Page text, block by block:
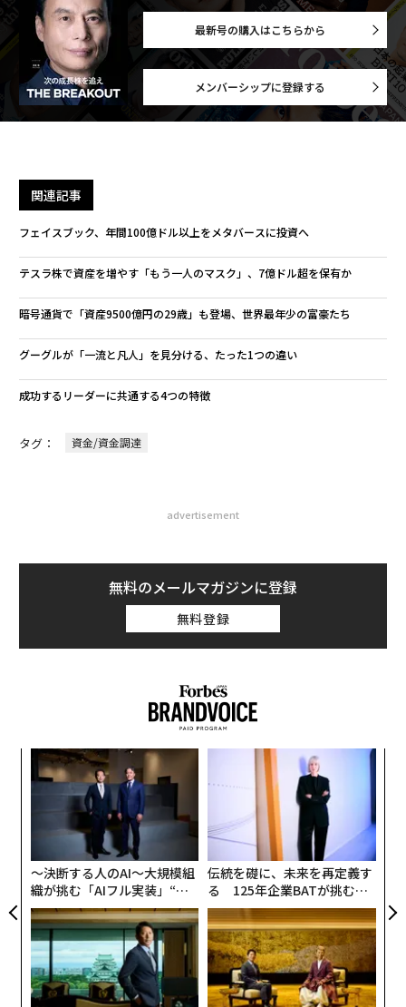
最新号の購入はこちらから
メンバーシップに登録する
関連記事
フェイスブック、年間100億ドル以上をメタバースに投資へ
テスラ株で資産を増やす「もう一人のマスク」、7億ドル超を保有か
暗号通貨で「資産9500億円の29歳」も登場、世界最年少の富豪たち
グーグルが「一流と凡人」を見分ける、たった1つの違い
成功するリーダーに共通する4つの特徴
タグ： 資金/資金調達
advertisement
無料のメールマガジンに登録
無料登録
〜決断する人のAI〜大規模組
織が挑む「AIフル実装」“使
う”企業から“動く”企業へ【N
TTドコモビジネス×PwC】
伝統を礎に、未来を再定義す
る 125年企業BATが挑むス
モークレスな未来